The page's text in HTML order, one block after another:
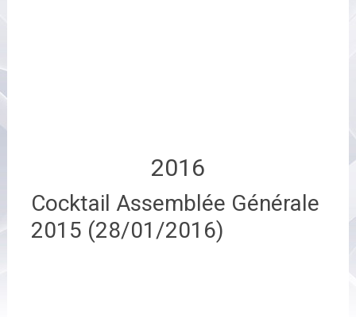
2016
Cocktail Assemblée Générale
2015 (28/01/2016)